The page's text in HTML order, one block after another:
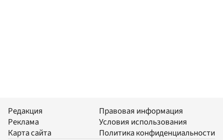
Редакция
Реклама
Карта сайта
Правовая информация
Условия использования
Политика конфиденциальности